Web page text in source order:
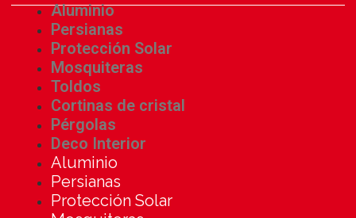
Aluminio
Persianas
Protección Solar
Mosquiteras
Toldos
Cortinas de cristal
Pérgolas
Deco Interior
Aluminio
Persianas
Protección Solar